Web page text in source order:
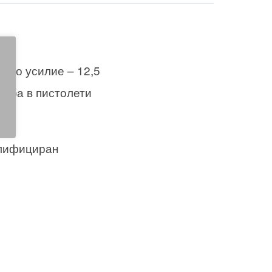
усилие – 12,5
в пистолети